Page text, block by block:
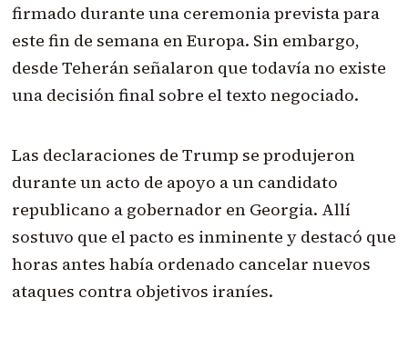
firmado durante una ceremonia prevista para
este fin de semana en Europa. Sin embargo,
desde Teherán señalaron que todavía no existe
una decisión final sobre el texto negociado.
Las declaraciones de Trump se produjeron
durante un acto de apoyo a un candidato
republicano a gobernador en Georgia. Allí
sostuvo que el pacto es inminente y destacó que
horas antes había ordenado cancelar nuevos
ataques contra objetivos iraníes.